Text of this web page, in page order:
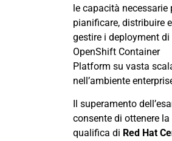
le capacità necessarie
pianificare, distribuire e
gestire i deployment di
OpenShift Container
Platform su vasta
nell’ambiente
Il superamento
consente di ottenere la
qualifica di Red Hat